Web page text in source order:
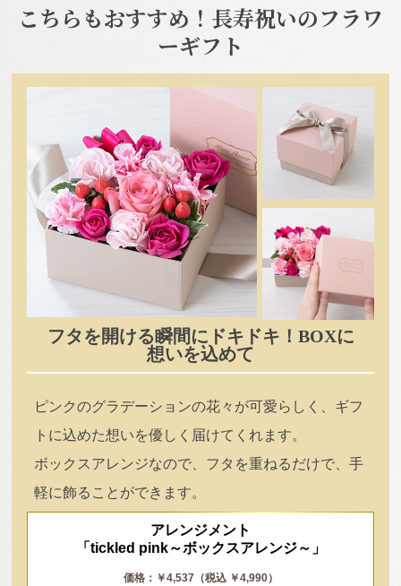
こちらもおすすめ！長寿祝いのフラワ
ーギフト
フタを開ける瞬間にドキドキ！BOXに
想いを込めて
ピンクのグラデーションの花々が可愛らしく、ギフ
トに込めた想いを優しく届けてくれます。
ボックスアレンジなので、フタを重ねるだけで、手
軽に飾ることができます。
アレンジメント
「tickled pink～ボックスアレンジ～」
価格：￥4,537（税込 ￥4,990）